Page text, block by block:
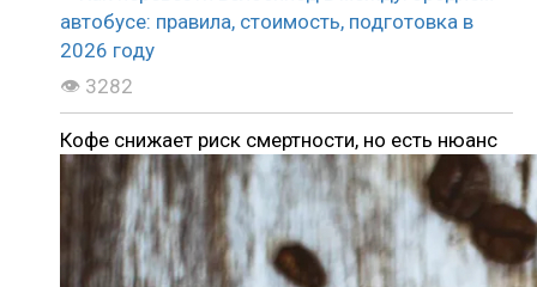
👁 3282
Кофе снижает риск смертности, но есть нюанс